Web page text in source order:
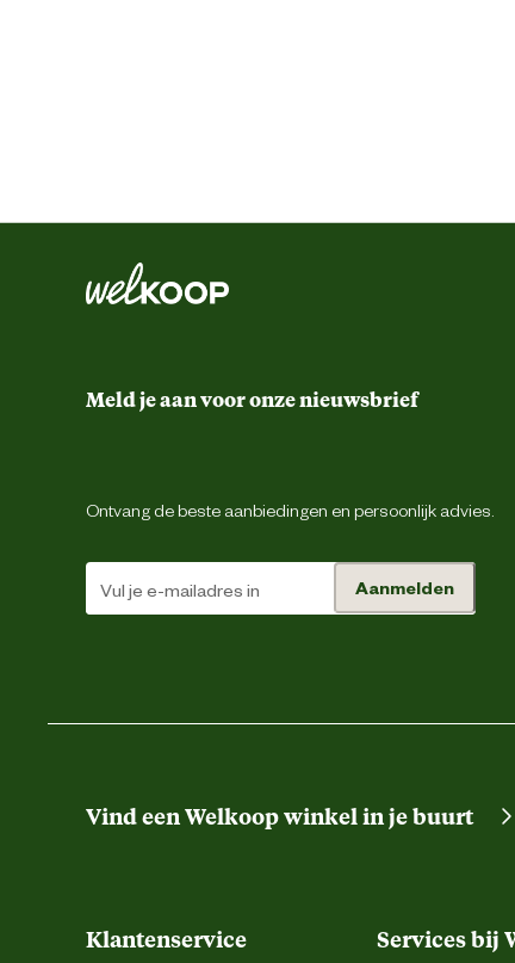
Artikel diepte
Smaak aroma detail
gedehydreerde gevogelte-
Meld je aan voor onze nieuwsbrief
Ontvang de beste aanbiedingen en persoonlijk advies.
Aanmelden
Vind een Welkoop winkel in je buurt
Klantenservice Services bij